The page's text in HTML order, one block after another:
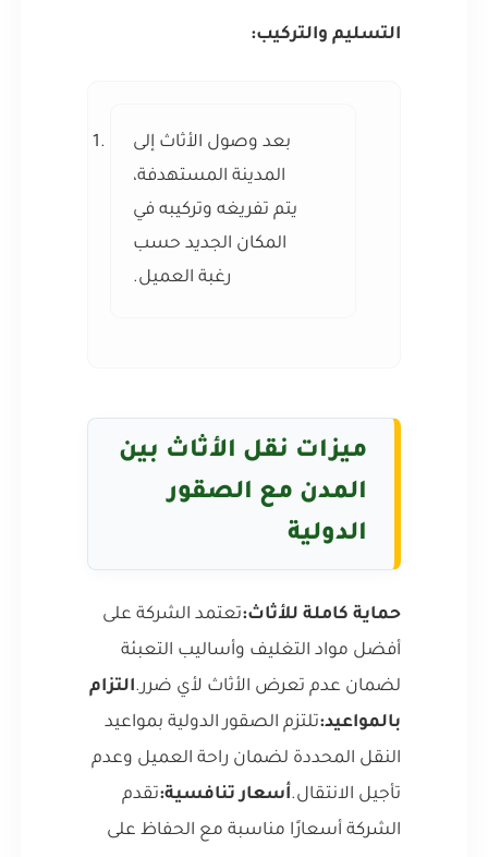
التسليم والتركيب:
بعد وصول الأثاث إلى
المدينة المستهدفة،
يتم تفريغه وتركيبه في
المكان الجديد حسب
رغبة العميل.
ميزات نقل الأثاث بين
المدن مع الصقور
الدولية
حماية كاملة للأثاث:تعتمد الشركة على
أفضل مواد التغليف وأساليب التعبئة
لضمان عدم تعرض الأثاث لأي ضرر.التزام
بالمواعيد:تلتزم الصقور الدولية بمواعيد
النقل المحددة لضمان راحة العميل وعدم
تأجيل الانتقال.أسعار تنافسية:تقدم
الشركة أسعارًا مناسبة مع الحفاظ على